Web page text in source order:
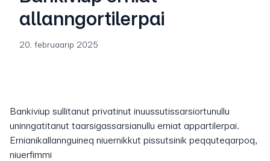
allanngortilerpai
20. februaarip 2025
Bankiviup sullitanut privatinut inuussutissarsiortunullu
uninngatitanut taarsigassarsianullu erniat appartilerpai.
Ernianikallannguineq niuernikkut pissutsinik peqquteqarpoq,
niuerfimmi